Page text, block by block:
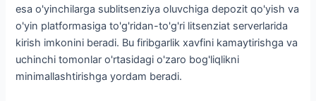
esa o'yinchilarga sublitsenziya oluvchiga depozit qo'yish va
o'yin platformasiga to'g'ridan-to'g'ri litsenziat serverlarida
kirish imkonini beradi. Bu firibgarlik xavfini kamaytirishga va
uchinchi tomonlar o'rtasidagi o'zaro bog'liqlikni
minimallashtirishga yordam beradi.